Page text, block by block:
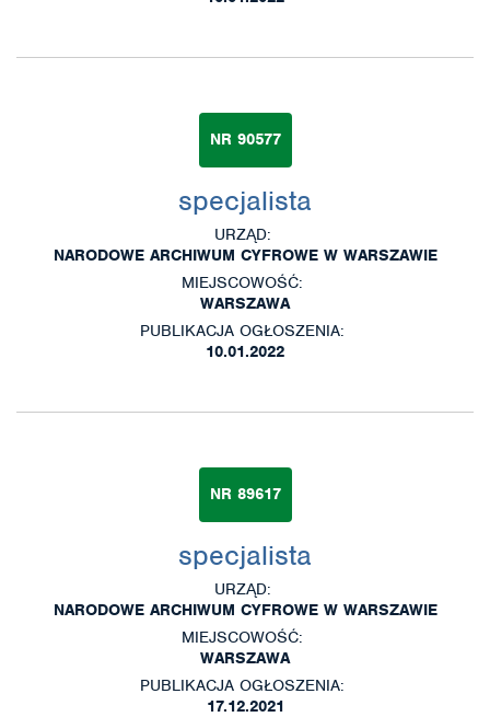
NR 90577
specjalista
URZĄD:
NARODOWE ARCHIWUM CYFROWE W WARSZAWIE
MIEJSCOWOŚĆ:
WARSZAWA
PUBLIKACJA OGŁOSZENIA:
10.01.2022
NR 89617
specjalista
URZĄD:
NARODOWE ARCHIWUM CYFROWE W WARSZAWIE
MIEJSCOWOŚĆ:
WARSZAWA
PUBLIKACJA OGŁOSZENIA:
17.12.2021